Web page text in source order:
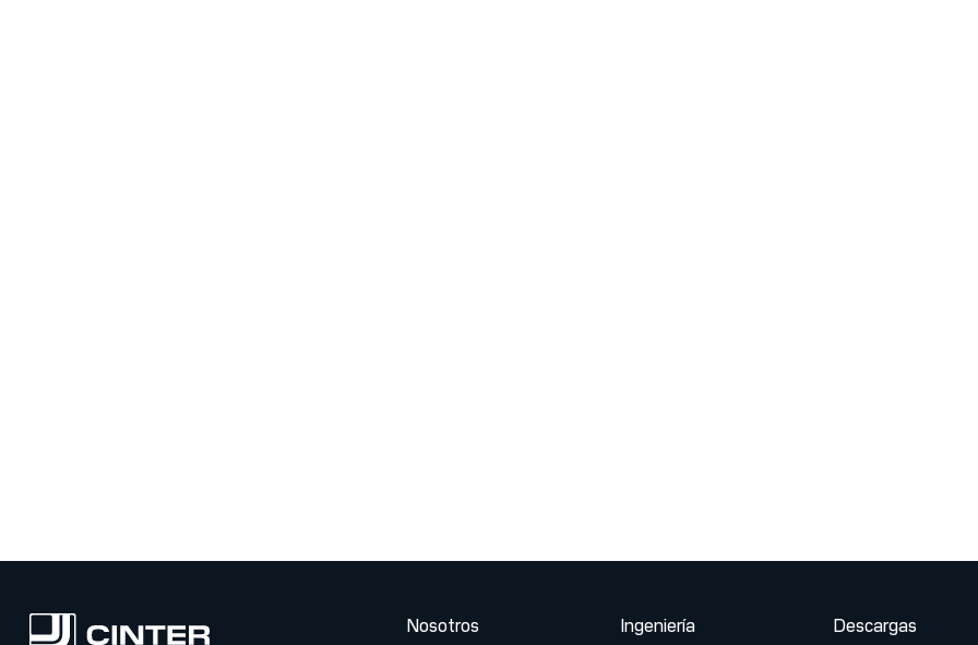
Nosotros
Ingeniería
Descargas